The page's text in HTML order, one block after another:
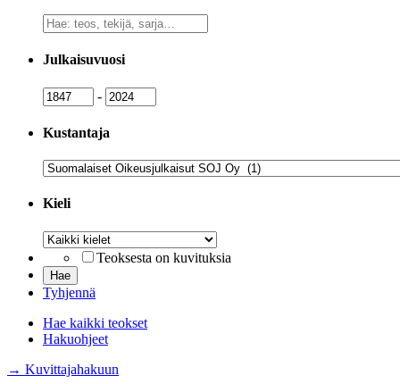
Vapaa
sanahaku
Julkaisuvuosi
Julkaisuvuosi
- Julkaisuvuosi
Kustantaja
Kustantaja
Kieli
Kieli
Teoksesta on kuvituksia
Tyhjennä
Hae kaikki teokset
Hakuohjeet
→ Kuvittajahakuun